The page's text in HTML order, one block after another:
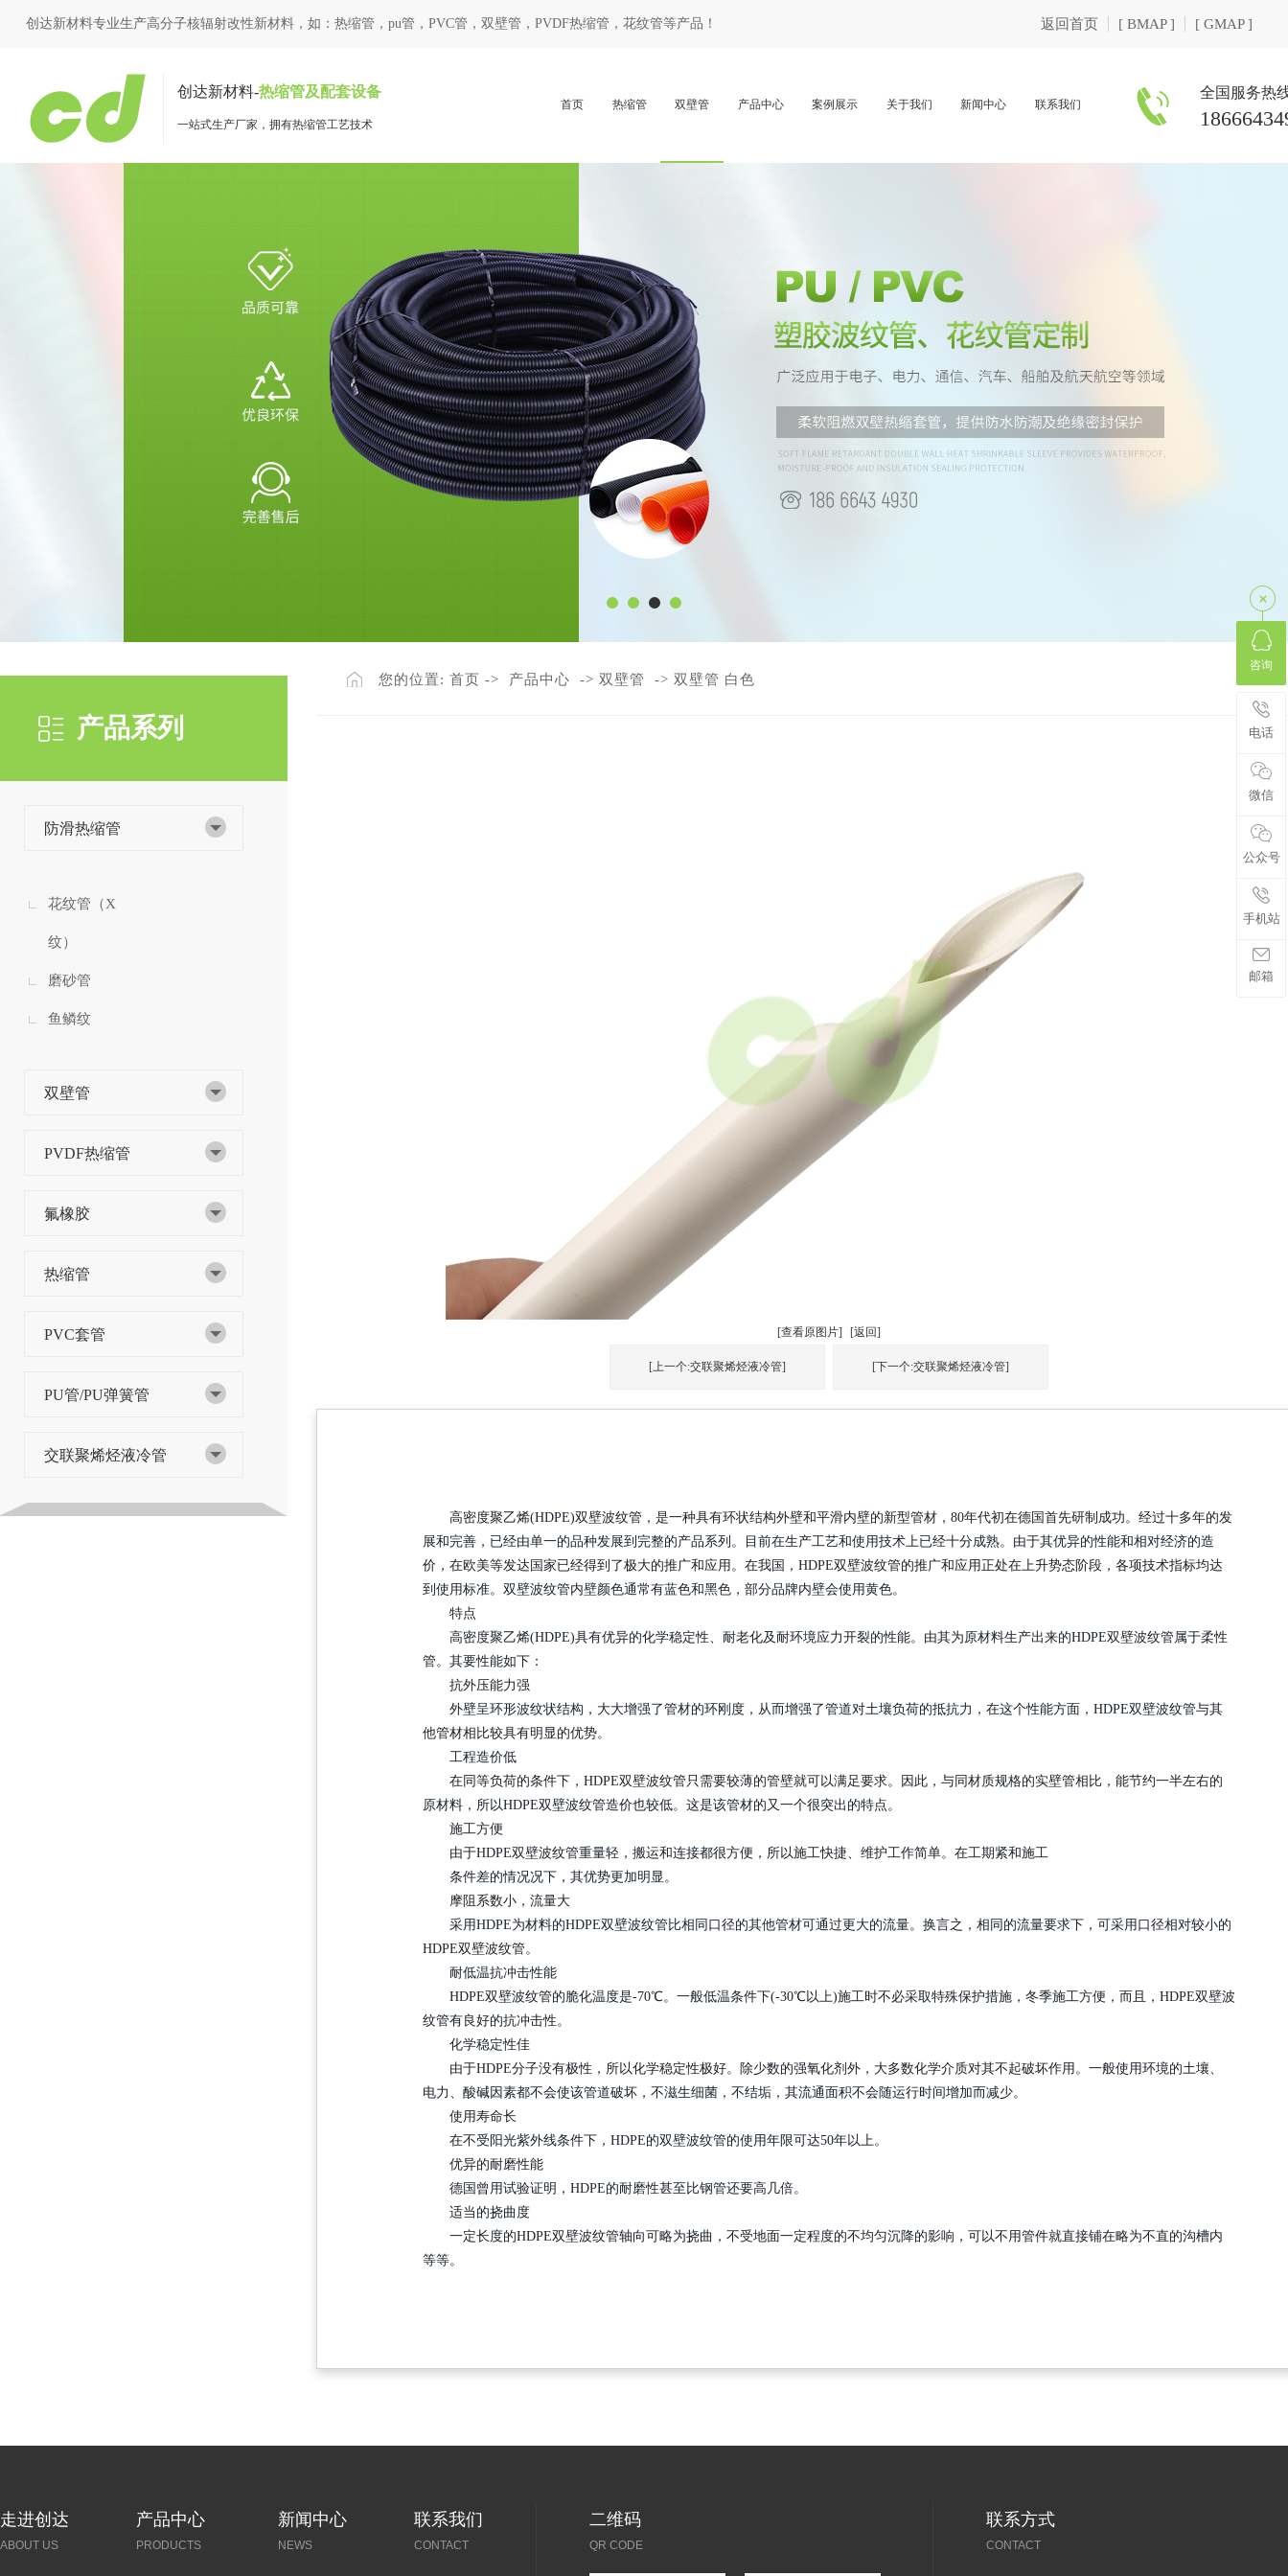
创达新材料专业生产高分子核辐射改性新材料，如： 热缩管 ， pu管 ， PVC管 ， 双壁管 ， PVDF热缩管 ， 花纹管等产品！ 返回首页 [ BMAP ] [ GMAP ]
创达新材料-热缩管及配套设备
一站式生产厂家，拥有热缩管工艺技术
首页 热缩管 双壁管 产品中心 案例展示 关于我们 新闻中心 联系我们
全国服务热
产品系列
防滑热缩管
花纹管（X
纹）
磨砂管
鱼鳞纹
双壁管
PVDF热缩管
氟橡胶
热缩管
PVC套管
PU管/PU弹簧管
交联聚烯烃液冷管
您的位置: 首页 -> 产品中心 -> 双壁管 -> 双壁管 白色
[查看原图片] [返回]
[上一个:交联聚烯烃液冷管] [下一个:交联聚烯烃液冷管]
高密度聚乙烯(HDPE)双壁波纹管，是一种具有环状结构外壁和平滑内壁的新型管材，80年代初在德国首先研制成功。经过十多年的发
展和完善，已经由单一的品种发展到完整的产品系列。目前在生产工艺和使用技术上已经十分成熟。由于其优异的性能和相对经济的造
价，在欧美等发达国家已经得到了极大的推广和应用。在我国，HDPE双壁波纹管的推广和应用正处在上升势态阶段，各项技术指标均达
到使用标准。双壁波纹管内壁颜色通常有蓝色和黑色，部分品牌内壁会使用黄色。
特点
高密度聚乙烯(HDPE)具有优异的化学稳定性、耐老化及耐环境应力开裂的性能。由其为原材料生产出来的HDPE双壁波纹管属于柔性
管。其要性能如下：
抗外压能力强
外壁呈环形波纹状结构，大大增强了管材的环刚度，从而增强了管道对土壤负荷的抵抗力，在这个性能方面，HDPE双壁波纹管与其
他管材相比较具有明显的优势。
工程造价低
在同等负荷的条件下，HDPE双壁波纹管只需要较薄的管壁就可以满足要求。因此，与同材质规格的实壁管相比，能节约一半左右的
原材料，所以HDPE双壁波纹管造价也较低。这是该管材的又一个很突出的特点。
施工方便
由于HDPE双壁波纹管重量轻，搬运和连接都很方便，所以施工快捷、维护工作简单。在工期紧和施工
条件差的情况况下，其优势更加明显。
摩阻系数小，流量大
采用HDPE为材料的HDPE双壁波纹管比相同口径的其他管材可通过更大的流量。换言之，相同的流量要求下，可采用口径相对较小的
HDPE双壁波纹管。
耐低温抗冲击性能
HDPE双壁波纹管的脆化温度是-70℃。一般低温条件下(-30℃以上)施工时不必采取特殊保护措施，冬季施工方便，而且，HDPE双壁波
纹管有良好的抗冲击性。
化学稳定性佳
由于HDPE分子没有极性，所以化学稳定性极好。除少数的强氧化剂外，大多数化学介质对其不起破坏作用。一般使用环境的土壤、
电力、酸碱因素都不会使该管道破坏，不滋生细菌，不结垢，其流通面积不会随运行时间增加而减少。
使用寿命长
在不受阳光紫外线条件下，HDPE的双壁波纹管的使用年限可达50年以上。
优异的耐磨性能
德国曾用试验证明，HDPE的耐磨性甚至比钢管还要高几倍。
适当的挠曲度
一定长度的HDPE双壁波纹管轴向可略为挠曲，不受地面一定程度的不均匀沉降的影响，可以不用管件就直接铺在略为不直的沟槽内
等等。
走进创达
ABOUT US
产品中心
PRODUCTS
新闻中心
NEWS
联系我们
CONTACT
二维码
QR CODE
联系方式
CONTACT
咨询
电话
微信
公众号
手机站
邮箱